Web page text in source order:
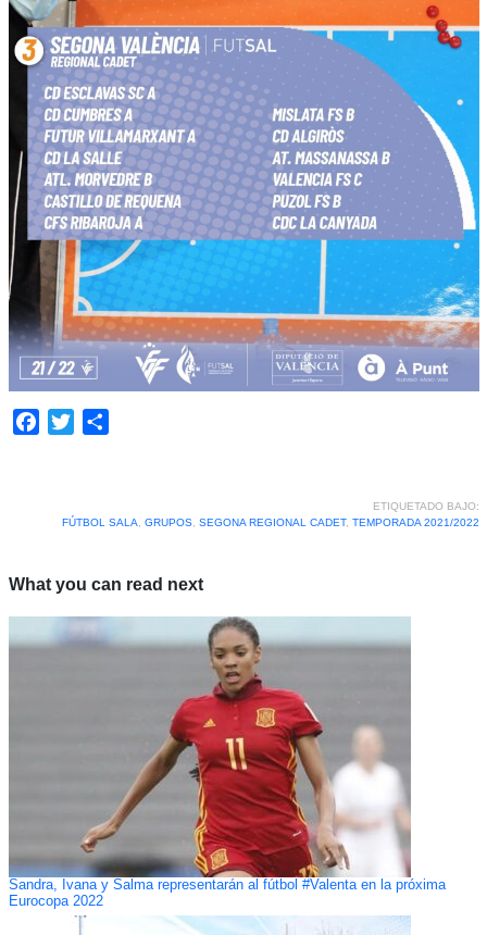
Facebook
Twitter
ETIQUETADO BAJO:
FÚTBOL SALA
GRUPOS, SEGONA REGIONAL CADET, TEMPORADA 2021/2022
What you can read next
Sandra, Ivana y Salma representarán al fútbol #Valenta en la próxima
Eurocopa 2022